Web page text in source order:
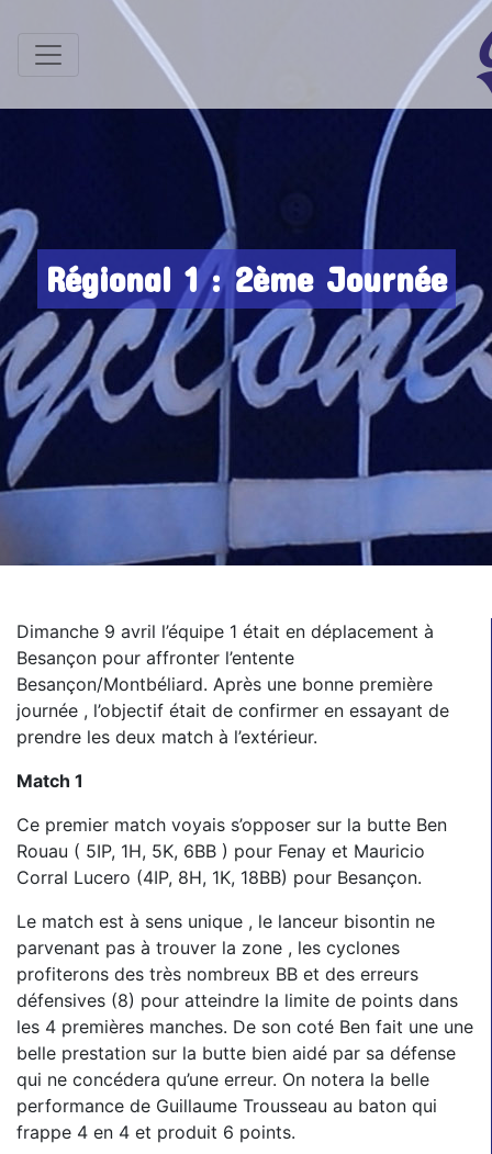
Régional 1 : 2ème Journée
Dimanche 9 avril l’équipe 1 était en déplacement à
Besançon pour affronter l’entente
Besançon/Montbéliard. Après une bonne première
journée , l’objectif était de confirmer en essayant de
prendre les deux match à l’extérieur.
Match 1
Ce premier match voyais s’opposer sur la butte Ben
Rouau ( 5IP, 1H, 5K, 6BB ) pour Fenay et Mauricio
Corral Lucero (4IP, 8H, 1K, 18BB) pour Besançon.
Le match est à sens unique , le lanceur bisontin ne
parvenant pas à trouver la zone , les cyclones
profiterons des très nombreux BB et des erreurs
défensives (8) pour atteindre la limite de points dans
les 4 premières manches. De son coté Ben fait une une
belle prestation sur la butte bien aidé par sa défense
qui ne concédera qu’une erreur. On notera la belle
performance de Guillaume Trousseau au baton qui
frappe 4 en 4 et produit 6 points.